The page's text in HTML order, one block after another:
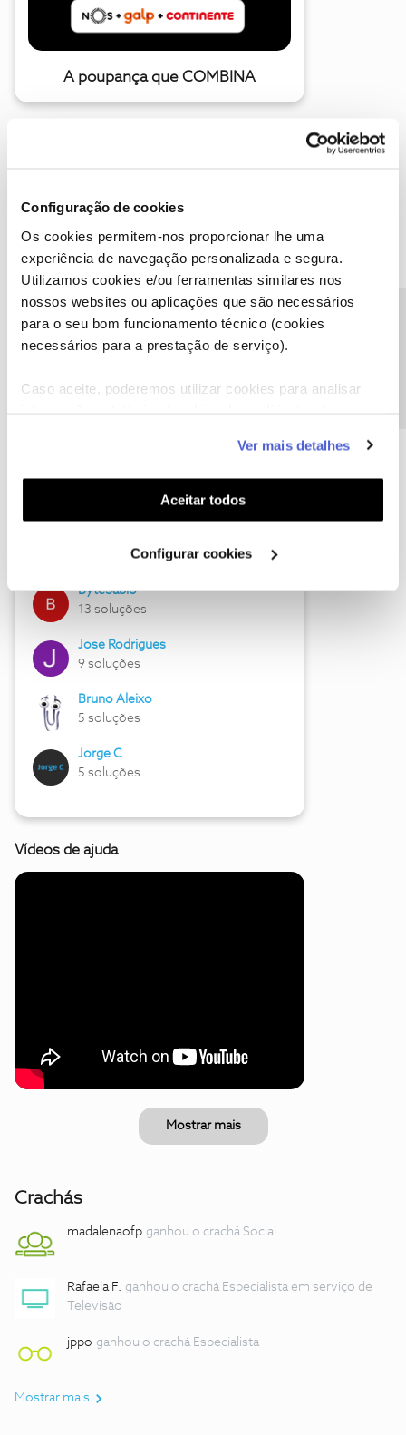
Configuração de cookies
Os cookies permitem-nos proporcionar lhe uma
experiência de navegação personalizada e segura.
Utilizamos cookies e/ou ferramentas similares nos
nossos websites ou aplicações que são necessários
para o seu bom funcionamento técnico (cookies
necessários para a prestação de serviço).
Caso aceite, poderemos utilizar cookies para analisar
funcionalidades (cookies de personalização e
funcionalidade) e adaptar anúncios aos seus interesses
(cookies de publicidade personalizada). Pode gerir a
utilização dos cookies clicando em "Configurar
Ver mais detalhes
Aceitar todos
Configurar cookies
A poupança que COMBINA
Descubra as novidades de julho
Hall of Fame de julho
17 soluções
ByteSábio
13 soluções
Jose Rodrigues
9 soluções
Bruno Aleixo
5 soluções
Jorge C
5 soluções
Vídeos de ajuda
Mostrar mais
Crachás
madalenaofp ganhou o crachá Social
Rafaela F. ganhou o crachá Especialista em serviço de
Televisão
jppo ganhou o crachá Especialista
Mostrar mais